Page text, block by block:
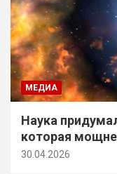
МЕДИА
Наука
которая
30.04.2026